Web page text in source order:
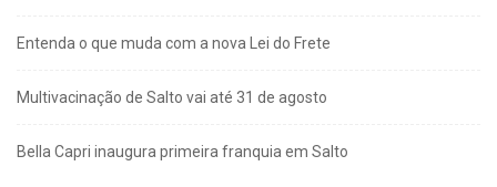
Entenda o que muda com a nova Lei do Frete
Multivacinação de Salto vai até 31 de agosto
Bella Capri inaugura primeira franquia em Salto